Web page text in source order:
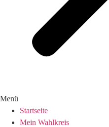
Menü
Startseite
Mein Wahlkreis